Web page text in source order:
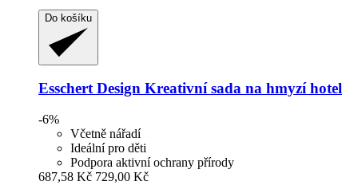
Do košíku
Esschert Design Kreativní sada na hmyzí hotel
-6%
Včetně nářadí
Ideální pro děti
Podpora aktivní ochrany přírody
687,58 Kč 729,00 Kč